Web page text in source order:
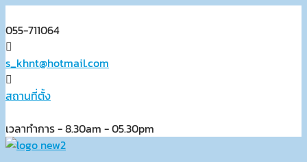
to
content
055-711064
s_khnt@hotmail.com
สถานที่ตั้ง
เวลาทำการ - 8.30am - 05.30pm